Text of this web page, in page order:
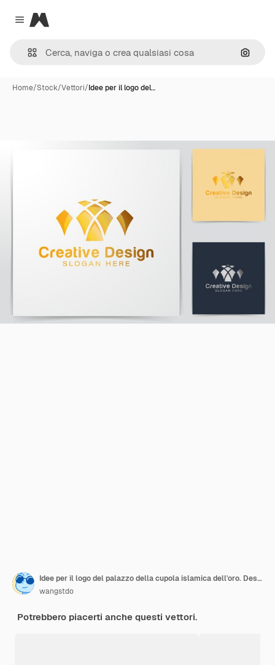
Close menu
Magnific
Cerca
Home/Stock/Vettori/Idee per il logo del…
Idee per il logo del palazzo della cupola islamica dell'oro. Design del logo di ispirazione. Illustrazione di vettore del modello. Isolato su sfondo bianco
wangstdo
Potrebbero piacerti anche questi vettori.